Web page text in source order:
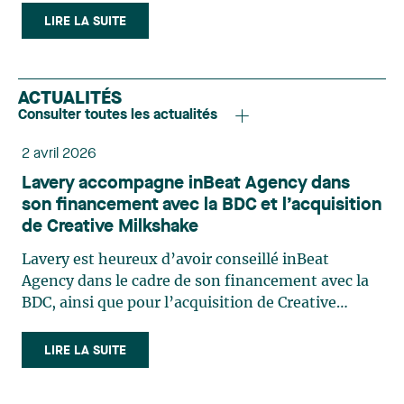
LIRE LA SUITE
ACTUALITÉS
Consulter toutes les actualités
2 avril 2026
Lavery accompagne inBeat Agency dans
son financement avec la BDC et l’acquisition
de Creative Milkshake
Lavery est heureux d’avoir conseillé inBeat
Agency dans le cadre de son financement avec la
BDC, ainsi que pour l’acquisition de Creative
représente une étape importante dans la
trajectoire de croissance d’inBeat et vient
LIRE LA SUITE